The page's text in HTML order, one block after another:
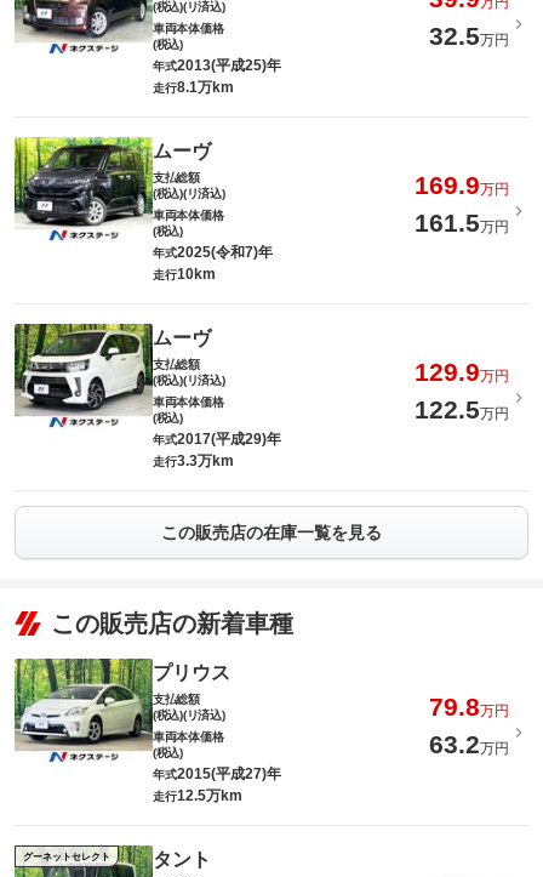
(税込)(リ済込)
車両本体価格
(税込)
32.5万円
年式2013(平成25)年
走行8.1万km
ムーヴ
支払総額
(税込)(リ済込)
169.9万円
車両本体価格
(税込)
161.5万円
年式2025(令和7)年
走行10km
ムーヴ
支払総額
(税込)(リ済込)
129.9万円
車両本体価格
(税込)
122.5万円
年式2017(平成29)年
走行3.3万km
この販売店の在庫一覧を見る
この販売店の新着車種
プリウス
支払総額
(税込)(リ済込)
79.8万円
車両本体価格
(税込)
63.2万円
年式2015(平成27)年
走行12.5万km
グーネットセレクト タント